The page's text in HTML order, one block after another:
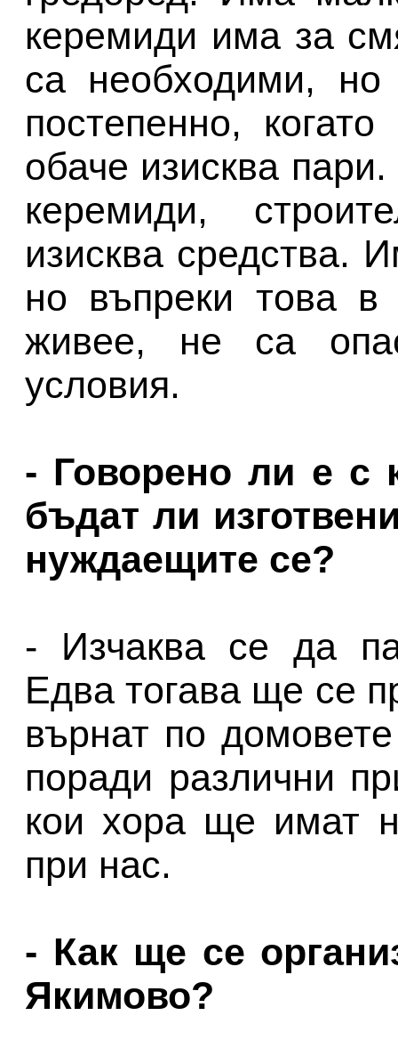
керемиди има за
са необходими,
постепенно,
обаче изисква
керемиди,
изисква средства.
но въпреки това
живее, не са
условия.
- Говорено ли е с
бъдат ли
нуждаещите се?
- Изчаква се да
Едва тогава ще се
върнат по
поради различни
кои хора ще имат
при нас.
- Как ще се
Якимово?